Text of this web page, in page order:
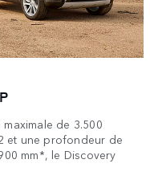
de 3.500
et une profondeur de
mm*, le Discovery